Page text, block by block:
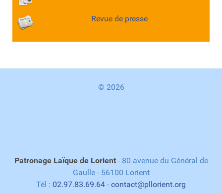
Revue de presse
© 2026
Patronage Laïque de Lorient - 80 avenue du Général de
Gaulle - 56100 Lorient
Tél : 02.97.83.69.64 - contact@pllorient.org